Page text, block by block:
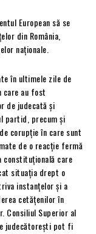
European să se
din România,
naționale.
în ultimele zile de
care au fost
de judecată și
partid, precum și
corupție în care sunt
de o reacție fermă
care
situația drept o
instanțelor și a
cetățenilor în
Consiliul Superior al
judecătorești pot fi